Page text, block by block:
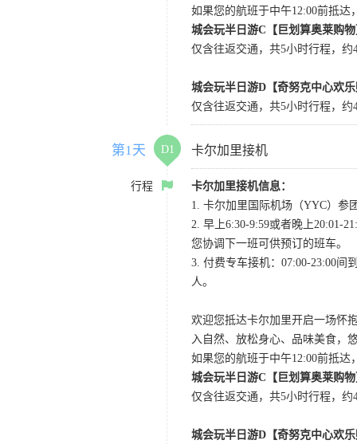
如果您的航班于中午12:00前抵
城会玩半日游C【巨划算奥莱购
仅含往返交通，共5小时行程，
城会玩半日游D【奇努克中心欢
仅含往返交通，共5小时行程，
第1天 D1 卡尔加里接机
行程
卡尔加里接机信息：
1. 卡尔加里国际机场（YYC）参
2. 早上6:30-9:59或者晚上20:01-
您协调下一班可供预订的班车。
3. 付费专车接机：07:00-23:00间
人。
欢迎您抵达卡尔加里开启一场怀
入自然、放松身心、品味美食，
如果您的航班于中午12:00前抵
城会玩半日游C【巨划算奥莱购
仅含往返交通，共5小时行程，
城会玩半日游D【奇努克中心欢